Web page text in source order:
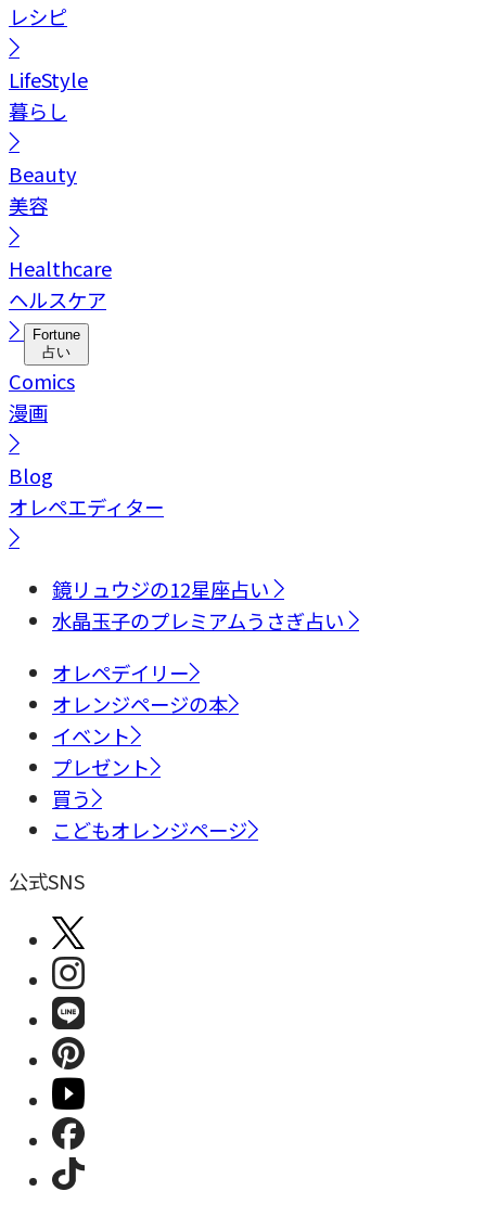
レシピ
LifeStyle
暮らし
Beauty
美容
Healthcare
ヘルスケア
Fortune
占い
Comics
漫画
Blog
オレペエディター
鏡リュウジの12星座占い
水晶玉子のプレミアムうさぎ占い
オレペデイリー
オレンジページの本
イベント
プレゼント
買う
こどもオレンジページ
公式SNS